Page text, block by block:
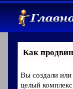
Как
Вы создали или
целый